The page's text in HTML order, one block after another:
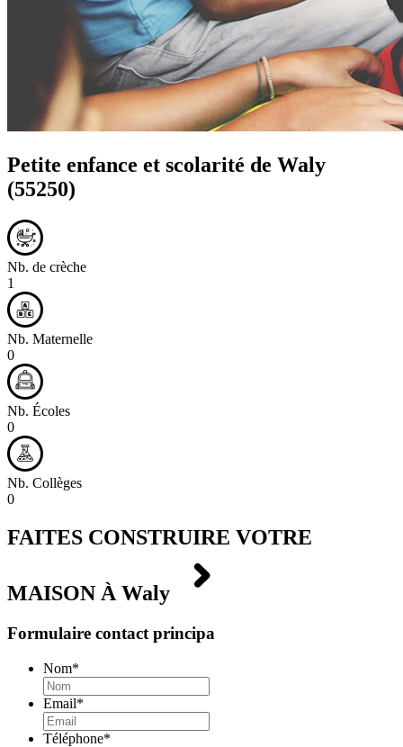
Petite enfance et scolarité de Waly
(55250)
Nb. de crèche
1
Nb. Maternelle
0
Nb. Écoles
0
Nb. Collèges
0
FAITES CONSTRUIRE VOTRE
MAISON À Waly
Formulaire contact principa
Nom*
Email*
Téléphone*